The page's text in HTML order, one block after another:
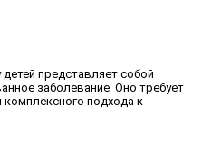
представляет собой
заболевание. Оно требует
комплексного подхода к